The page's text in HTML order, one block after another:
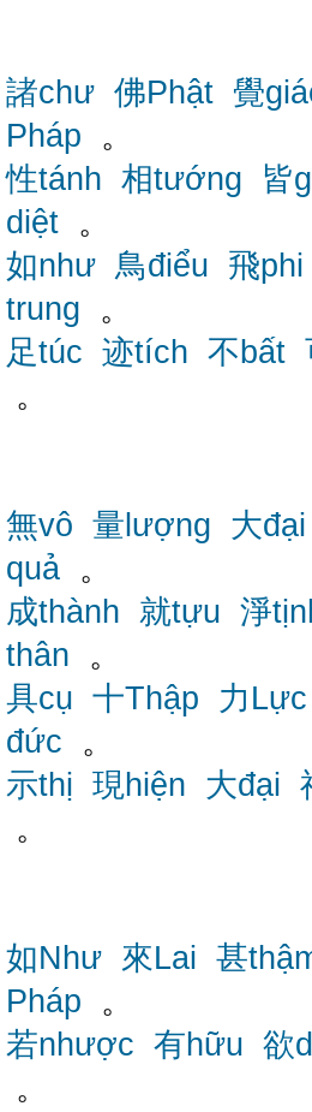
諸chư 佛Phật 覺
Pháp 。
性tánh 相tướng 皆
diệt 。
如như 鳥điểu 飛phi
trung 。
足túc 迹tích 不bất
。
無vô 量lượng 大đại
quả 。
成thành 就tựu 淨
thân 。
具cụ 十Thập 力Lực
đức 。
示thị 現hiện 大đại
。
如Như 來Lai 甚
Pháp 。
若nhược 有hữu 欲
。